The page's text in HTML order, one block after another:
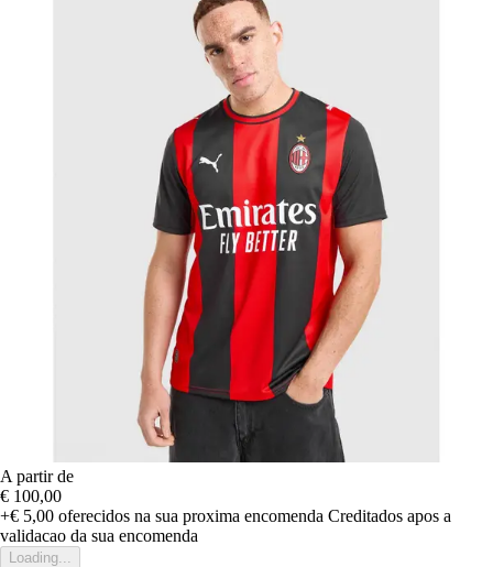
A partir de
€ 100,00
+€ 5,00 oferecidos na sua proxima encomenda Creditados apos a
validacao da sua encomenda
Loading...